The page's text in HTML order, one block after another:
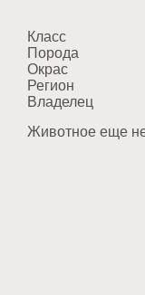
Класс
Порода
Окрас
Регион
Владелец
Животное еще